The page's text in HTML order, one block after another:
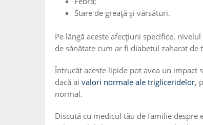
Stare de greață și vărsături.
Pe lângă aceste afecțiuni specifice,
de sănătate cum ar fi diabetul zaharat
Întrucât aceste lipide pot avea un
dacă ai valori normale ale trigliceridelor,
normal.
Discută cu medicul tău de familie